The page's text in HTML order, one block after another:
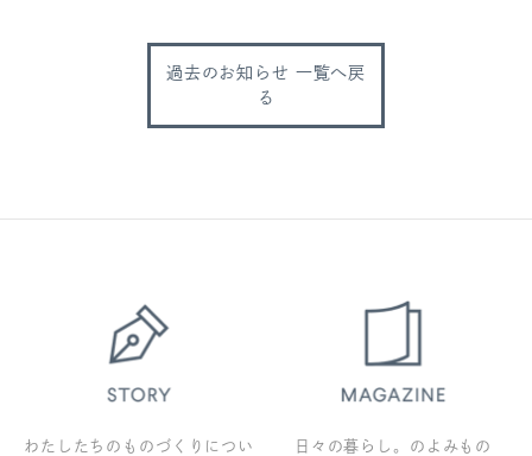
過去のお知らせ 一覧へ戻
る
わたしたちのものづくりについ
日々の暮らし。のよみもの